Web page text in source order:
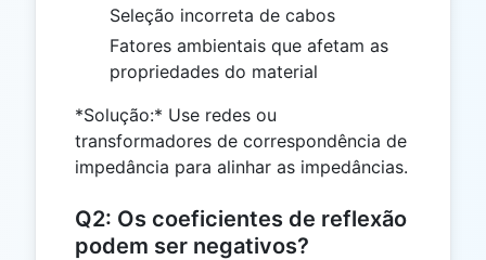
Seleção incorreta de cabos
Fatores ambientais que afetam as
propriedades do material
*Solução:* Use redes ou
transformadores de correspondência de
impedância para alinhar as impedâncias.
Q2: Os coeficientes de reflexão
podem ser negativos?